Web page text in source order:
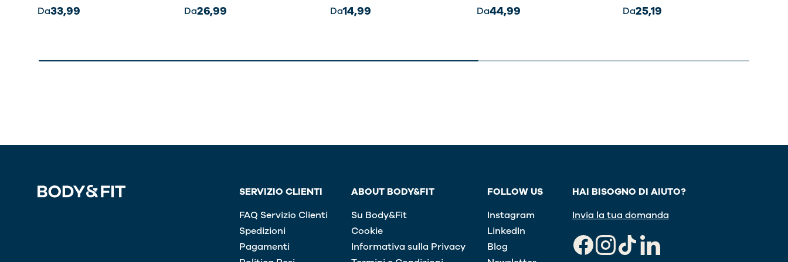
Da33,99 Da26,99 Da14,99 Da44,99 Da25,19
SERVIZIO CLIENTI
FAQ Servizio Clienti
Spedizioni
Pagamenti
ABOUT BODY&FIT
Su Body&Fit
Cookie
Informativa sulla Privacy
FOLLOW US
Instagram
LinkedIn
Blog
HAI BISOGNO DI AIUTO?
Invia la tua domanda
FacebookInstagram
TikTokLinkedIn